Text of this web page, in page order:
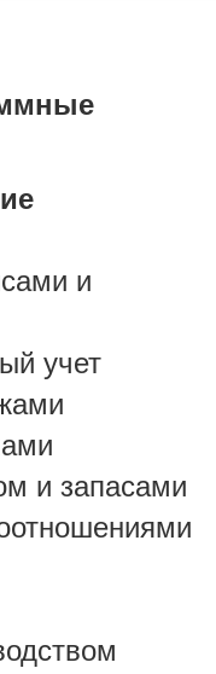
и
учет
и запасами